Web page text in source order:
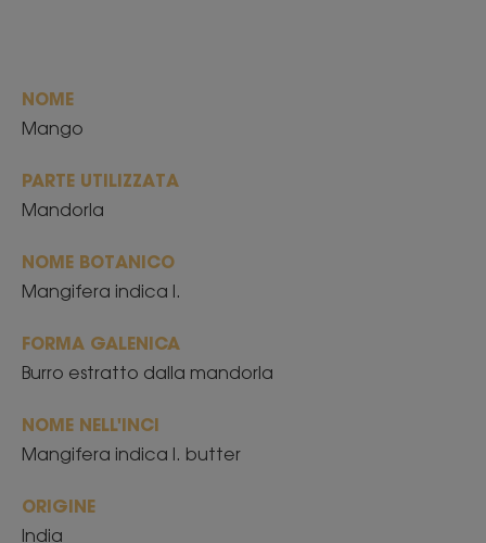
NOME
Mango
PARTE UTILIZZATA
Mandorla
NOME BOTANICO
Mangifera indica l.
FORMA GALENICA
Burro estratto dalla mandorla
NOME NELL'INCI
Mangifera indica l. butter
ORIGINE
India